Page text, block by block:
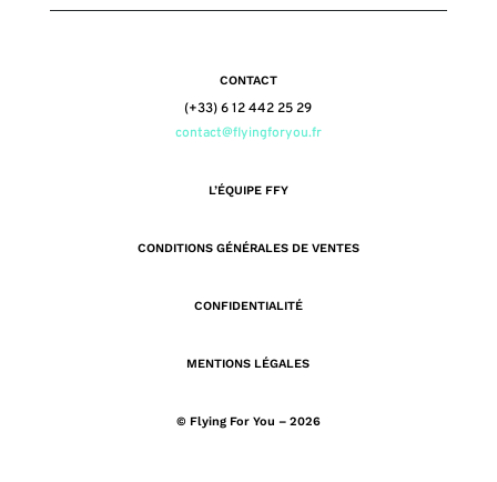
CONTACT
(+33) 6 12 442 25 29
contact@flyingforyou.fr
L’ÉQUIPE FFY
CONDITIONS GÉNÉRALES DE VENTES
CONFIDENTIALITÉ
MENTIONS LÉGALES
© Flying For You – 2026